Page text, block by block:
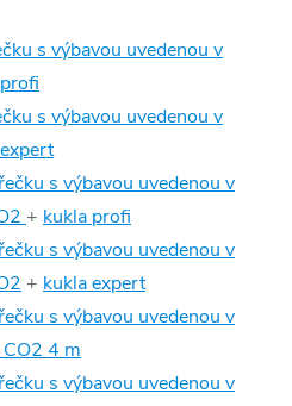
s výbavou uvedenou v
s výbavou uvedenou v
s výbavou uvedenou v
+ kukla profi
s výbavou uvedenou v
+ kukla expert
s výbavou uvedenou v
4 m
s výbavou uvedenou v